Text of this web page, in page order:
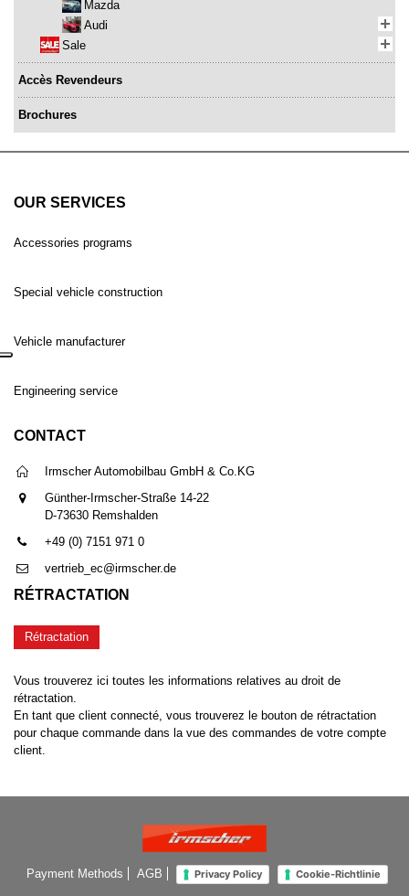
Mazda
Audi
Sale
Accès Revendeurs
Brochures
OUR SERVICES
Accessories programs
Special vehicle construction
Vehicle manufacturer
Engineering service
CONTACT
Irmscher Automobilbau GmbH & Co.KG
Günther-Irmscher-Straße 14-22
D-73630 Remshalden
+49 (0) 7151 971 0
vertrieb_ec@irmscher.de
RÉTRACTATION
Rétractation
Vous trouverez ici toutes les informations relatives au droit de
rétractation.
En tant que client connecté, vous trouverez le bouton de rétractation
pour chaque commande dans la vue des commandes de votre compte
client.
Payment Methods AGB Privacy Policy Cookie-Richtlinie